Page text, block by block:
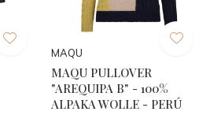
MAQU
MAQU PULLOVER
"AREQUIPA B" - 100%
ALPAKA WOLLE - PERÚ